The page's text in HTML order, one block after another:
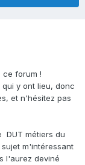
ce forum !
y ont lieu, donc
et n'hésitez pas
DUT métiers du
m'intéressant
l'aurez deviné